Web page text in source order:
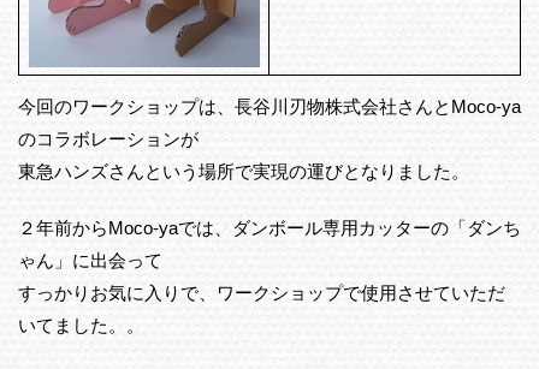
今回のワークショップは、長谷川刃物株式会社さんとMoco-ya
のコラボレーションが
東急ハンズさんという場所で実現の運びとなりました。
２年前からMoco-yaでは、ダンボール専用カッターの「ダンち
ゃん」に出会って
すっかりお気に入りで、ワークショップで使用させていただ
いてました。。